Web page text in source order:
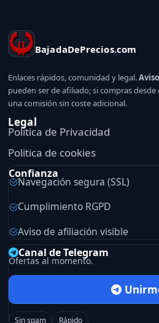
BajadaDePrecios.com
Enlaces rápidos, comunidad y legal.
pueden ser de afiliado; si compras
una comisión sin coste adicional.
Legal
Politica de Privacidad
Politica de cookies
Confianza
Navegación segura (SSL)
Cumplimiento RGPD
Aviso de afiliación visible
Canal de Telegram
Ofertas al momento.
Sin spam Rápido